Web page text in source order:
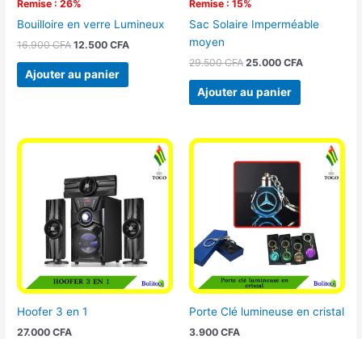
Remise : 26%
Bouilloire en verre Lumineux
16.900CFA 12.500CFA
Ajouter au panier
Remise : 15%
Sac Solaire Imperméable
moyen
29.500CFA 25.000 CFA
Ajouter au panier
Hoofer 3 en 1
27.000CFA
Porte Clé lumineuse en cristal
3.900 CFA